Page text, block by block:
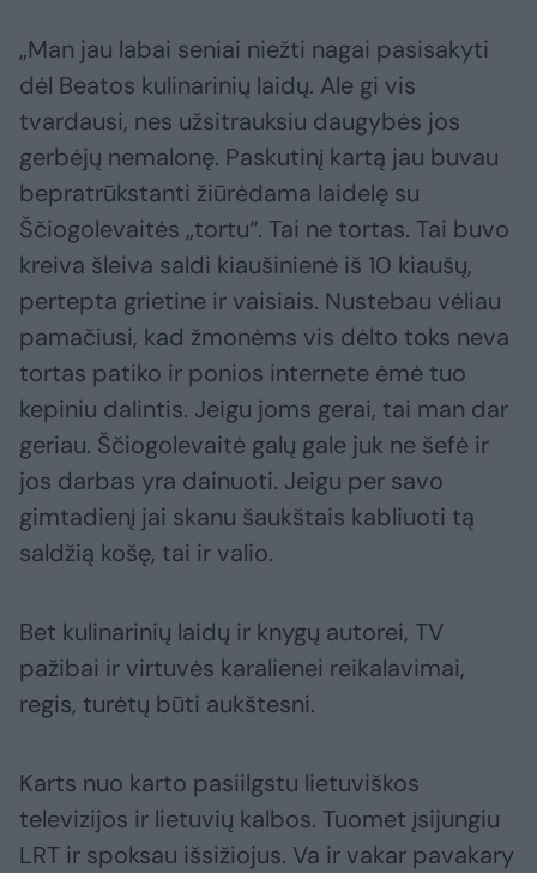
„Man jau labai seniai niežti nagai pasisakyti
dėl Beatos kulinarinių laidų. Ale gi vis
tvardausi, nes užsitrauksiu daugybės jos
gerbėjų nemalonę. Paskutinį kartą jau buvau
bepratrūkstanti žiūrėdama laidelę su
Ščiogolevaitės „tortu“. Tai ne tortas. Tai buvo
kreiva šleiva saldi kiaušinienė iš 10 kiaušų,
pertepta grietine ir vaisiais. Nustebau vėliau
pamačiusi, kad žmonėms vis dėlto toks neva
tortas patiko ir ponios internete ėmė tuo
kepiniu dalintis. Jeigu joms gerai, tai man dar
geriau. Ščiogolevaitė galų gale juk ne šefė ir
jos darbas yra dainuoti. Jeigu per savo
gimtadienį jai skanu šaukštais kabliuoti tą
saldžią košę, tai ir valio.
Bet kulinarinių laidų ir knygų autorei, TV
pažibai ir virtuvės karalienei reikalavimai,
regis, turėtų būti aukštesni.
Karts nuo karto pasiilgstu lietuviškos
televizijos ir lietuvių kalbos. Tuomet įsijungiu
LRT ir spoksau išsižiojus. Va ir vakar pavakary